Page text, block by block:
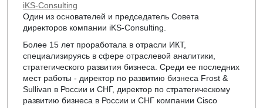
iKS-Consulting
Один из основателей и председатель Совета
директоров компании iKS-Consulting.
Более 15 лет проработала в отрасли ИКТ,
специализируясь в сфере отраслевой аналитики,
стратегического развития бизнеса. Среди ее последних
мест работы - директор по развитию бизнеса Frost &
Sullivan в России и СНГ, директор по стратегическому
развитию бизнеса в России и СНГ компании Cisco